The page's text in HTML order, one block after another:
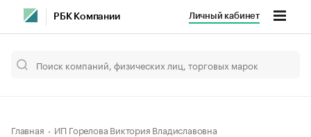
РБК Компании Личный кабинет
Главная ИП Горелова Виктория Владиславовна